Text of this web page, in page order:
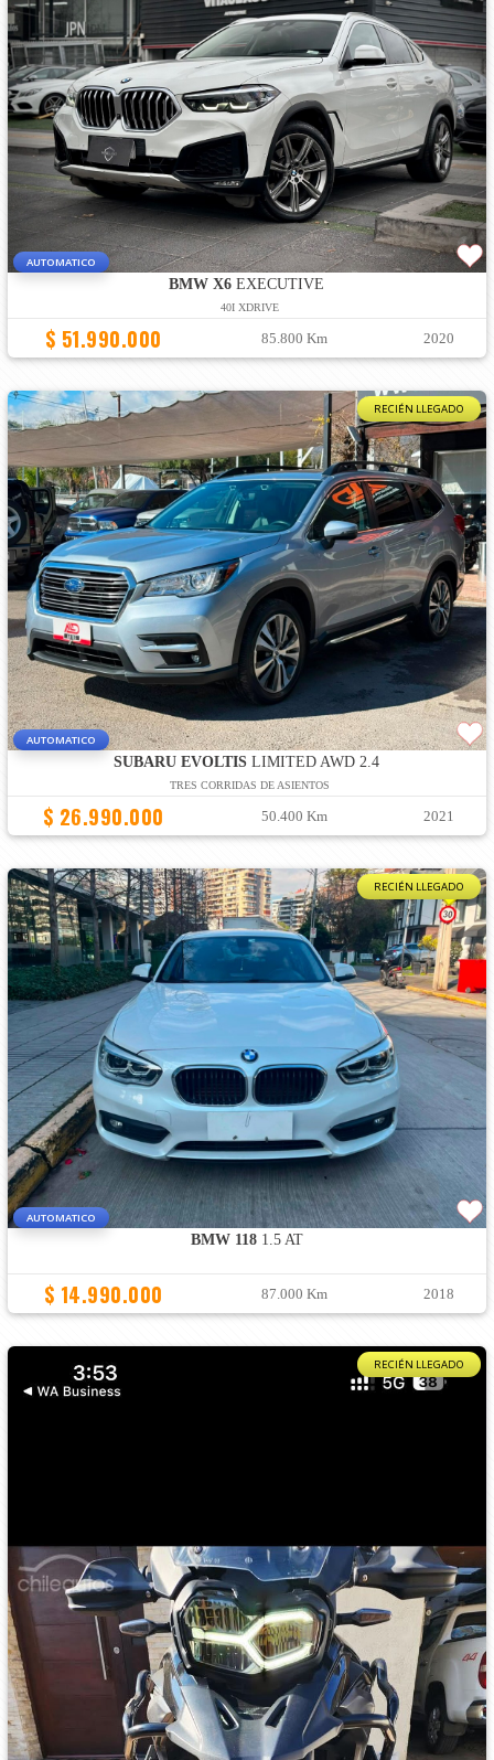
AUTOMATICO
BMW X6 EXECUTIVE
40I XDRIVE
$ 51.990.000 85.800 Km 2020
RECIÉN LLEGADO
AUTOMATICO
SUBARU EVOLTIS LIMITED AWD 2.4
TRES CORRIDAS DE ASIENTOS
$ 26.990.000 50.400 Km 2021
RECIÉN LLEGADO
AUTOMATICO
BMW 1181.5 AT
$ 14.990.000 87.000 Km 2018
RECIÉN LLEGADO